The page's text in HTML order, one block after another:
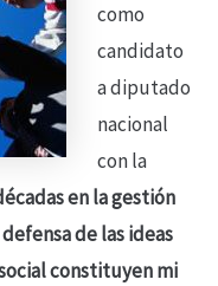
como
candidato
a diputado
nacional
con la
en la gestión
de las ideas
constituyen mi